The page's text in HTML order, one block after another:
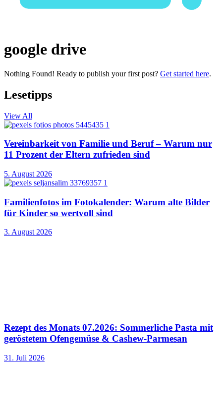
google drive
Nothing Found! Ready to publish your first post? Get started here.
Lesetipps
View All
Vereinbarkeit von Familie und Beruf – Warum nur
11 Prozent der Eltern zufrieden sind
5. August 2026
Familienfotos im Fotokalender: Warum alte Bilder
für Kinder so wertvoll sind
3. August 2026
Rezept des Monats 07.2026: Sommerliche Pasta mit
geröstetem Ofengemüse & Cashew-Parmesan
31. Juli 2026